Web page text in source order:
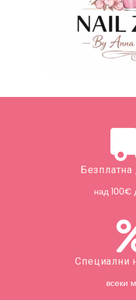
Безплатна
над 100€
Специални
всеки